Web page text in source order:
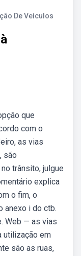
De Veículos
que
com o
as vias
são
trânsito, julgue
explica
o fim, o
anexo i do ctb.
Web — as vias
utilização em
são as ruas,